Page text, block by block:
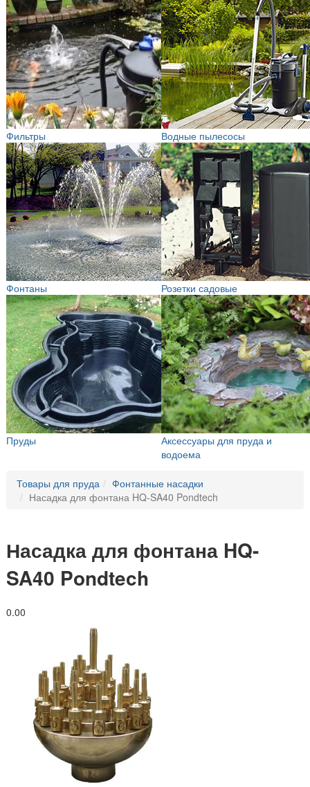
Фильтры Водные пылесосы
Фонтаны Розетки садовые
Пруды
Аксессуары для пруда и
водоема
Товары для пруда
Фонтанные насадки
Насадка для фонтана HQ-SA40 Pondtech
Насадка для фонтана HQ-
SA40 Pondtech
0.00